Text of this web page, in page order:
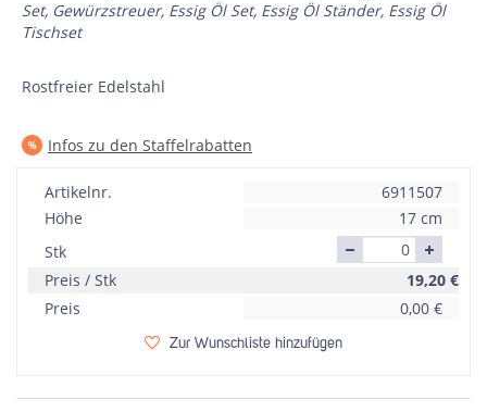
Set, Gewürzstreuer, Essig Öl Set, Essig Öl Ständer, Essig Öl
Tischset
Rostfreier Edelstahl
Infos zu den Staffelrabatten
Artikelnr.
6911507
Höhe
17 cm
Stk
Preis / Stk
19,20 €
Preis
0,00 €
Zur Wunschliste hinzufügen